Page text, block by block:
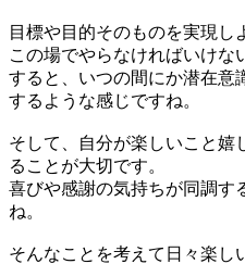
目標や目的そのものを実現し
この場でやらなければいけな
すると、いつの間にか潜在意
するような感じですね。
そして、自分が楽しいこと嬉
ることが大切です。
喜びや感謝の気持ちが同調す
ね。
そんなことを考えて日々楽し